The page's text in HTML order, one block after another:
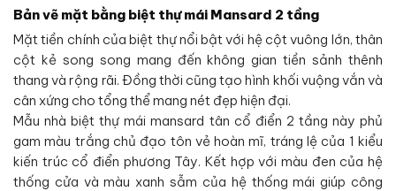
Bản vẽ mặt bằng biệt thự mái Mansard 2 tầng
Mặt tiền chính của biệt thự nổi bật với hệ cột vuông lớn, thân
cột kẻ song song mang đến không gian tiền sảnh thênh
thang và rộng rãi. Đồng thời cũng tạo hình khối vuộng vắn và
cân xứng cho tổng thể mang nét đẹp hiện đại.
Mẫu nhà biệt thự mái mansard tân cổ điển 2 tầng này phủ
gam màu trắng chủ đạo tôn vẻ hoàn mĩ, tráng lệ của 1 kiểu
kiến trúc cổ điển phương Tây. Kết hợp với màu đen của hệ
thống cửa và màu xanh sẫm của hệ thống mái giúp công